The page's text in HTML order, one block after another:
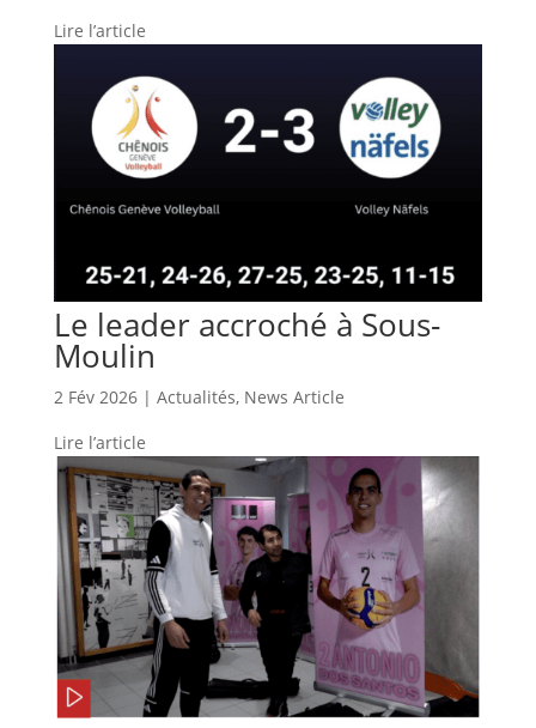
Lire l’article
Le leader accroché à Sous-
Moulin
2 Fév 2026| Actualités, News Article
Lire l’article